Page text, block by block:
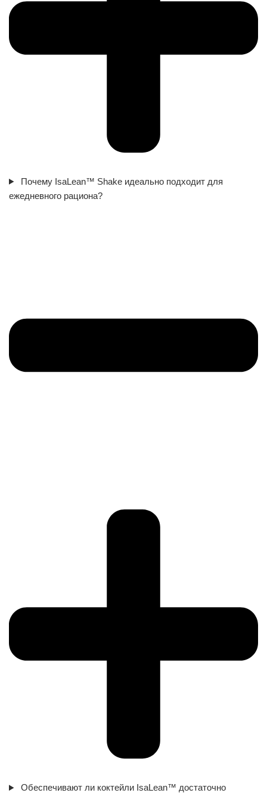
Почему IsaLean™ Shake идеально подходит для
ежедневного рациона?
Обеспечивают ли коктейли IsaLean™ достаточно